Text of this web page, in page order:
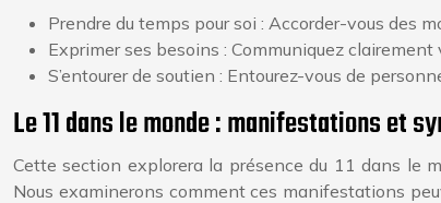
Prendre du temps pour soi : Accorder-vous des
Exprimer ses besoins : Communiquez
S’entourer de soutien : Entourez-vous de
Le 11 dans le monde : manifestations et
Cette section explorera la présence du 11 dans le
Nous examinerons comment ces manifestations